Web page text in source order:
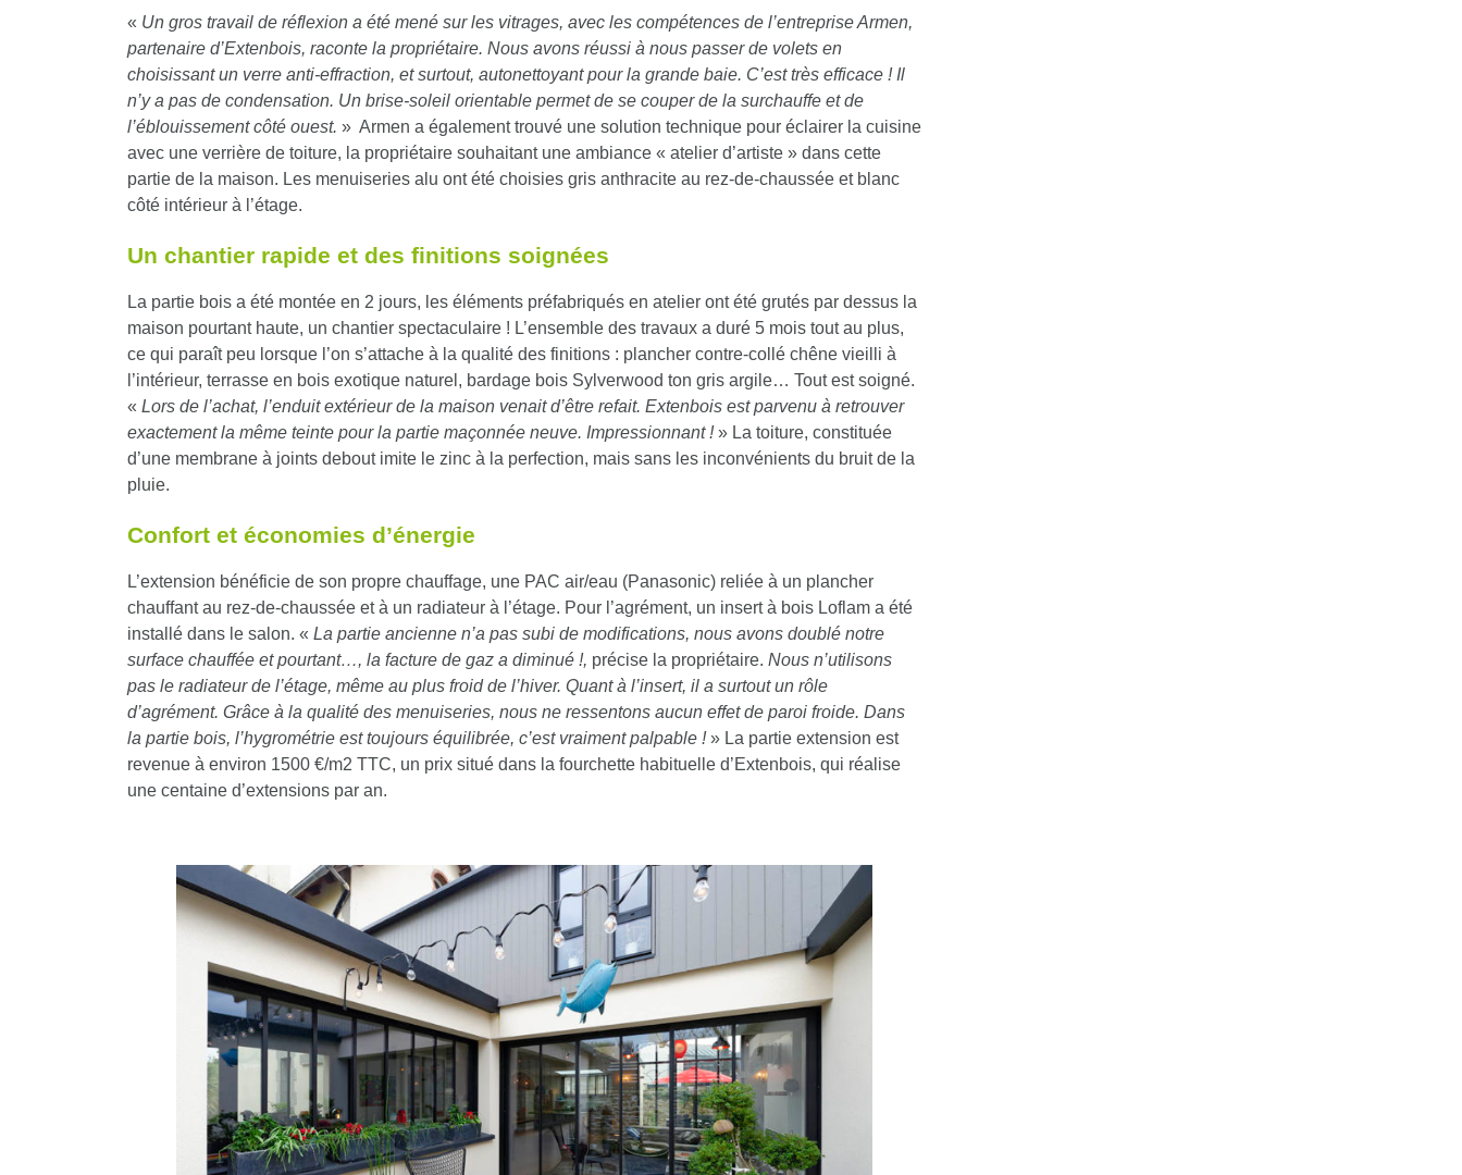
« Un gros travail de réflexion a été mené sur les vitrages, avec les compétences de l’entreprise Armen,
partenaire d’Extenbois, raconte la propriétaire. Nous avons réussi à nous passer de volets en
choisissant un verre anti-effraction, et surtout, autonettoyant pour la grande baie. C’est très efficace ! Il
n’y a pas de condensation. Un brise-soleil orientable permet de se couper de la surchauffe et de
l’éblouissement côté ouest. » Armen a également trouvé une solution technique pour éclairer la cuisine
avec une verrière de toiture, la propriétaire souhaitant une ambiance « atelier d’artiste » dans cette
partie de la maison. Les menuiseries alu ont été choisies gris anthracite au rez-de-chaussée et blanc
côté intérieur à l’étage.
Un chantier rapide et des finitions soignées
La partie bois a été montée en 2 jours, les éléments préfabriqués en atelier ont été grutés par dessus la
maison pourtant haute, un chantier spectaculaire ! L’ensemble des travaux a duré 5 mois tout au plus,
ce qui paraît peu lorsque l’on s’attache à la qualité des finitions : plancher contre-collé chêne vieilli à
l’intérieur, terrasse en bois exotique naturel, bardage bois Sylverwood ton gris argile… Tout est soigné.
« Lors de l’achat, l’enduit extérieur de la maison venait d’être refait. Extenbois est parvenu à retrouver
exactement la même teinte pour la partie maçonnée neuve. Impressionnant ! » La toiture, constituée
d’une membrane à joints debout imite le zinc à la perfection, mais sans les inconvénients du bruit de la
pluie.
Confort et économies d’énergie
L’extension bénéficie de son propre chauffage, une PAC air/eau (Panasonic) reliée à un plancher
chauffant au rez-de-chaussée et à un radiateur à l’étage. Pour l’agrément, un insert à bois Loflam a été
installé dans le salon. « La partie ancienne n’a pas subi de modifications, nous avons doublé notre
surface chauffée et pourtant…, la facture de gaz a diminué !, précise la propriétaire. Nous n’utilisons
pas le radiateur de l’étage, même au plus froid de l’hiver. Quant à l’insert, il a surtout un rôle
d’agrément. Grâce à la qualité des menuiseries, nous ne ressentons aucun effet de paroi froide. Dans
la partie bois, l’hygrométrie est toujours équilibrée, c’est vraiment palpable ! » La partie extension est
revenue à environ 1500 €/m2 TTC, un prix situé dans la fourchette habituelle d’Extenbois, qui réalise
une centaine d’extensions par an.